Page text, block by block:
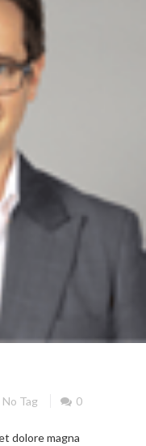
No Tag
0
dolore magna